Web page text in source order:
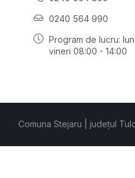
0240 564 990
Program de lucru:
vineri 08:00 - 14:00
Comuna Stejaru | județul